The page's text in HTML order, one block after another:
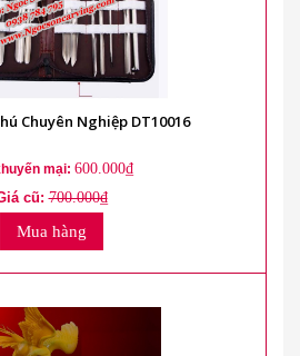
Chuyên Nghiệp DT10016
mại: 600.000₫
cũ:700.000₫
Mua hàng